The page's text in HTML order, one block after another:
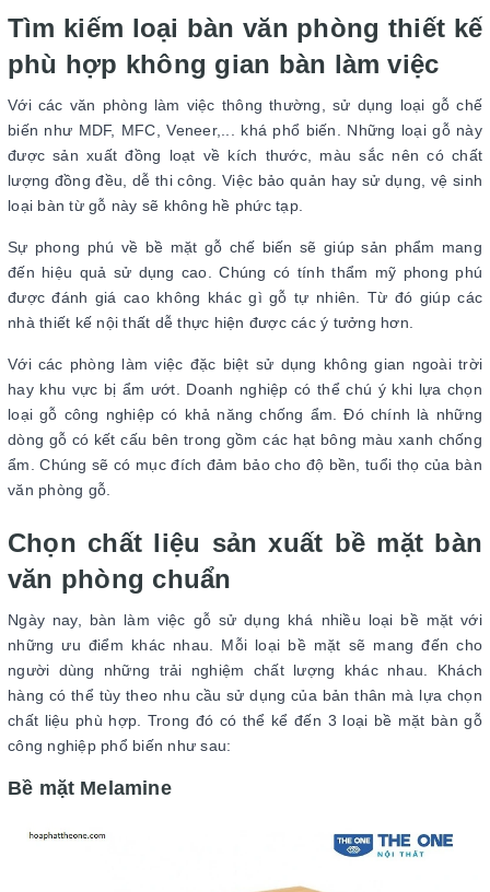
Tìm kiếm loại bàn văn phòng thiết kế
phù hợp không gian bàn làm việc
Với các văn phòng làm việc thông thường, sử dụng loại gỗ chế
biến như MDF, MFC, Veneer,... khá phổ biến. Những loại gỗ này
được sản xuất đồng loạt về kích thước, màu sắc nên có chất
lượng đồng đều, dễ thi công. Việc bảo quản hay sử dụng, vệ sinh
loại bàn từ gỗ này sẽ không hề phức tạp.
Sự phong phú về bề mặt gỗ chế biến sẽ giúp sản phẩm mang
đến hiệu quả sử dụng cao. Chúng có tính thẩm mỹ phong phú
được đánh giá cao không khác gì gỗ tự nhiên. Từ đó giúp các
nhà thiết kế nội thất dễ thực hiện được các ý tưởng hơn.
Với các phòng làm việc đặc biệt sử dụng không gian ngoài trời
hay khu vực bị ẩm ướt. Doanh nghiệp có thể chú ý khi lựa chọn
loại gỗ công nghiệp có khả năng chống ẩm. Đó chính là những
dòng gỗ có kết cấu bên trong gồm các hạt bông màu xanh chống
ẩm. Chúng sẽ có mục đích đảm bảo cho độ bền, tuổi thọ của bàn
văn phòng gỗ.
Chọn chất liệu sản xuất bề mặt bàn
văn phòng chuẩn
Ngày nay, bàn làm việc gỗ sử dụng khá nhiều loại bề mặt với
những ưu điểm khác nhau. Mỗi loại bề mặt sẽ mang đến cho
người dùng những trải nghiệm chất lượng khác nhau. Khách
hàng có thể tùy theo nhu cầu sử dụng của bản thân mà lựa chọn
chất liệu phù hợp. Trong đó có thể kể đến 3 loại bề mặt bàn gỗ
công nghiệp phổ biến như sau:
Bề mặt Melamine